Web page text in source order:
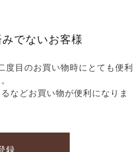
でないお客様
目のお買い物時にとても便利
などお買い物が便利になりま
録